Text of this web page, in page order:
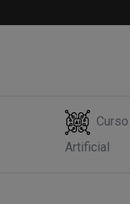
Artificial